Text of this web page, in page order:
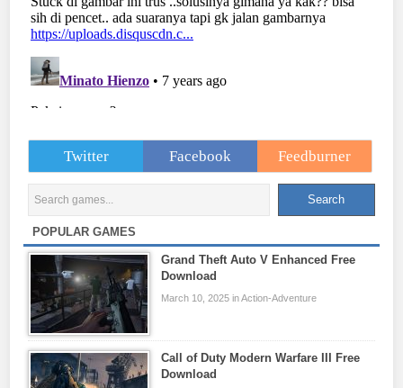
Twitter Facebook Feedburner
POPULAR GAMES
Grand Theft Auto V Enhanced Free
Download
March 10, 2025 in Action-Adventure
Call of Duty Modern Warfare III Free
Download